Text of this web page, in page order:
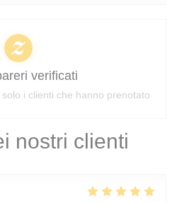
nostri clienti
verificati
i clienti che hanno prenotato